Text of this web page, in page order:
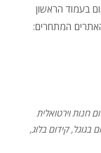
בעמוד הראשון
המתחרים:
חנות וירטואלית
בגוגל,קידום בלוג,